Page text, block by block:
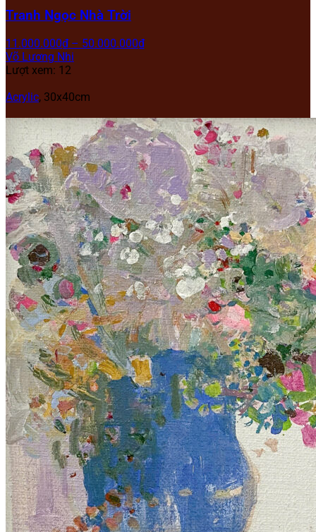
Tranh Ngọc Nhà Trời
11.000.000₫ – 50.000.000₫
Võ Lương Nhi
Lượt xem: 12
Acrylic, 30x40cm